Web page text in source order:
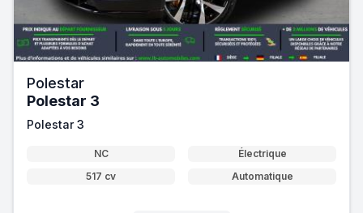
Polestar
Polestar 3
Polestar 3
NC
Électrique
517 cv
Automatique